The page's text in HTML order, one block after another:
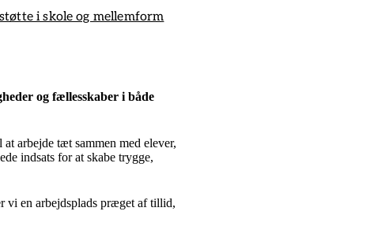
i skole og mellemform
og fællesskaber i både
arbejde tæt sammen med elever,
indsats for at skabe trygge,
vi en arbejdsplads præget af tillid,